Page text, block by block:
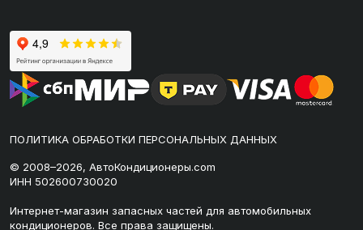
ПОЛИТИКА ОБРАБОТКИ ПЕРСОНАЛЬНЫХ ДАННЫХ
© 2008–2026, АвтоКондиционеры.com
ИНН 502600730020
Интернет-магазин запасных частей для автомобильных
кондиционеров. Все права защищены.